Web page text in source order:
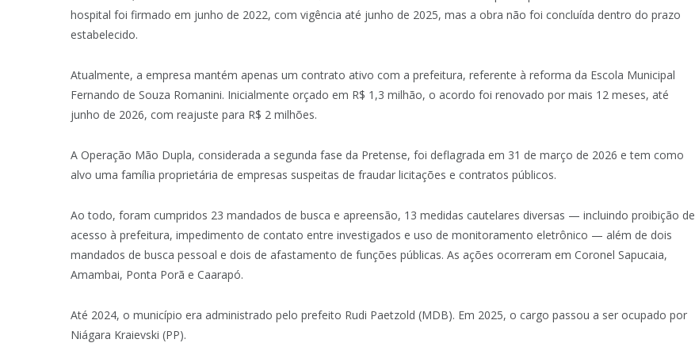
hospital foi firmado em junho de 2022, com vigência até junho de 2025, mas a obra não foi concluída dentro do prazo
estabelecido.
Atualmente, a empresa mantém apenas um contrato ativo com a prefeitura, referente à reforma da Escola Municipal
Fernando de Souza Romanini. Inicialmente orçado em R$ 1,3 milhão, o acordo foi renovado por mais 12 meses, até
junho de 2026, com reajuste para R$ 2 milhões.
A Operação Mão Dupla, considerada a segunda fase da Pretense, foi deflagrada em 31 de março de 2026 e tem como
alvo uma família proprietária de empresas suspeitas de fraudar licitações e contratos públicos.
Ao todo, foram cumpridos 23 mandados de busca e apreensão, 13 medidas cautelares diversas — incluindo proibição de
acesso à prefeitura, impedimento de contato entre investigados e uso de monitoramento eletrônico — além de dois
mandados de busca pessoal e dois de afastamento de funções públicas. As ações ocorreram em Coronel Sapucaia,
Amambai, Ponta Porã e Caarapó.
Até 2024, o município era administrado pelo prefeito Rudi Paetzold (MDB). Em 2025, o cargo passou a ser ocupado por
Niágara Kraievski (PP).